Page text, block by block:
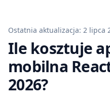
Ostatnia aktualizacja: 2 lipca
Ile kosztuje
mobilna
2026?